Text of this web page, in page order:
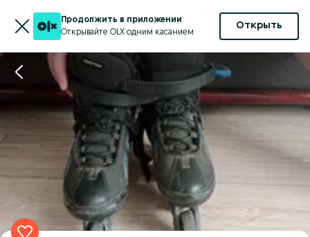
Продолжить в приложении
Открывайте OLX одним касанием
Открыть